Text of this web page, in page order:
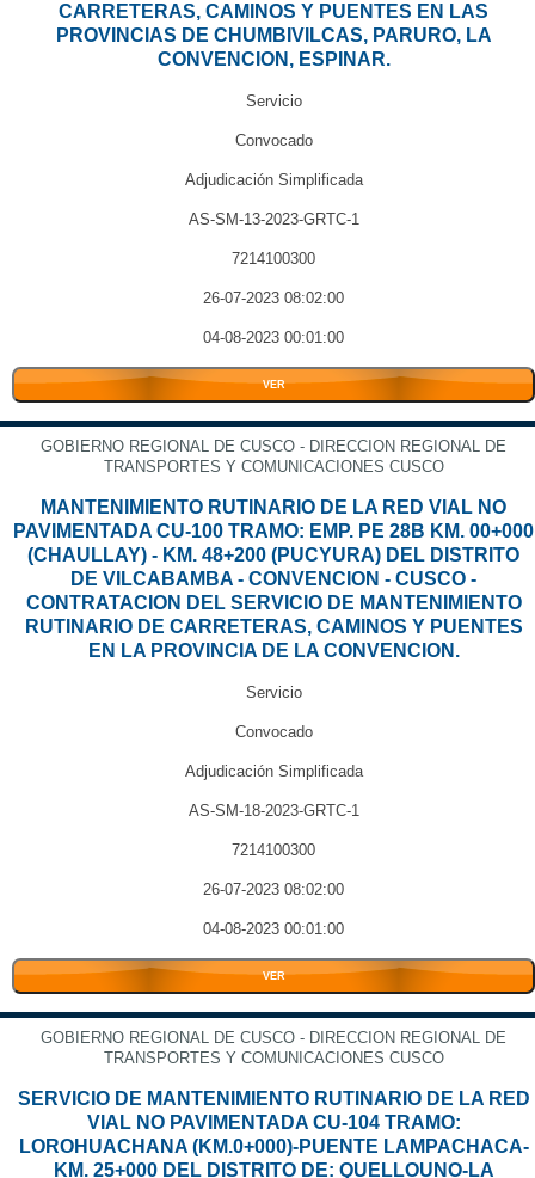
CARRETERAS, CAMINOS Y PUENTES EN LAS
PROVINCIAS DE CHUMBIVILCAS, PARURO, LA
CONVENCION, ESPINAR.
Servicio
Convocado
Adjudicación Simplificada
AS-SM-13-2023-GRTC-1
7214100300
26-07-2023 08:02:00
04-08-2023 00:01:00
VER
GOBIERNO REGIONAL DE CUSCO - DIRECCION REGIONAL DE
TRANSPORTES Y COMUNICACIONES CUSCO
MANTENIMIENTO RUTINARIO DE LA RED VIAL NO
PAVIMENTADA CU-100 TRAMO: EMP. PE 28B KM. 00+000
(CHAULLAY) - KM. 48+200 (PUCYURA) DEL DISTRITO
DE VILCABAMBA - CONVENCION - CUSCO -
CONTRATACION DEL SERVICIO DE MANTENIMIENTO
RUTINARIO DE CARRETERAS, CAMINOS Y PUENTES
EN LA PROVINCIA DE LA CONVENCION.
Servicio
Convocado
Adjudicación Simplificada
AS-SM-18-2023-GRTC-1
7214100300
26-07-2023 08:02:00
04-08-2023 00:01:00
VER
GOBIERNO REGIONAL DE CUSCO - DIRECCION REGIONAL DE
TRANSPORTES Y COMUNICACIONES CUSCO
SERVICIO DE MANTENIMIENTO RUTINARIO DE LA RED
VIAL NO PAVIMENTADA CU-104 TRAMO:
LOROHUACHANA (KM.0+000)-PUENTE LAMPACHACA-
KM. 25+000 DEL DISTRITO DE: QUELLOUNO-LA